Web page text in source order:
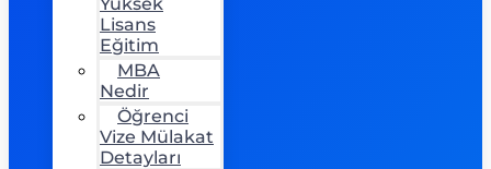
Lisans
Eğitim
MBA
Nedir
Öğrenci
Vize Mülakat
Detayları